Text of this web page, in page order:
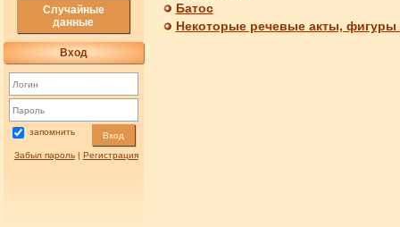
Случайные
данные
Вход
запомнить Вход
Забыл пароль| Регистрация
Батос
Некоторые речевые акты, фигуры